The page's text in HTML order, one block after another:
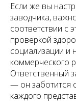
Если же вы
заводчика,
соответствии с
проверкой
социализации и
коммерческого
Ответственный
— он заботится
каждого